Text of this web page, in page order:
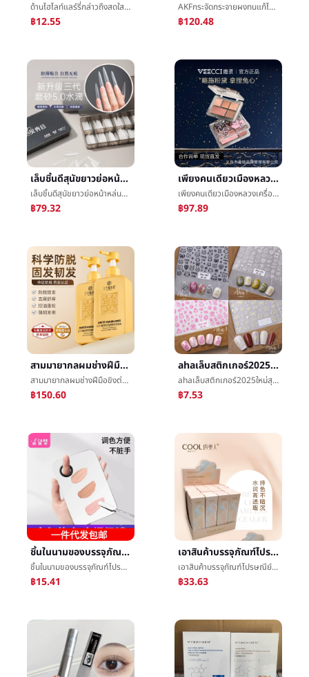
ด้านไฮไลท์แลร์รี่กล่าวถึงสดใสจมูกเงาé´เงาไฮไลท์é´เงาหน้าแดงหนึ่งแผ่นใบ้พื้นผิวแลร์รี่ไฮไลท์แผ่น
฿12.55
AKFกระจัดกระจายผงทนแก้ไขการแต่งหน้าผงการควบคุมน้ำมันกันน้ำต่อต้านเหงื่อไม่เวิกแต่งหน้าน้ำผึ้งผงé¥¼ใหญ่แท้รับประกันต่อต้านä¼ªสามารถ
฿120.48
เล็บชิ้นดีสุนัขยาวย่อหน้าหล่นการสร้างปลายชนิดบางหลีกเลี่ยงEngravedโรงสีไม่ทำเครื่องหมายทั้งสิ้นแปะครึ่งแปะเล็บร้านค้าทุ่มเท
เล็บชิ้นดีสุนัขยาวย่อหน้าหล่นการสร้างปลายชนิดบางหลีกเลี่ยงEngravedโรงสีไม่ทำเครื่องหมายทั้งสิ้นแปะครึ่งแปะเล็บร้านค้าทุ่มเท
฿79.32
เพียงคนเดียวเมืองหลวงเครื่องสำอางสำหรับทาหนังตาแผ่นผงIPชุดสีแดงกระต่ายร่วมกันย่อหน้ามีสีมีหลายสีเครื่องสำอางสำหรับทาหนังตาแผ่นแผ่นมีหลายç¨ไข่มุกเครื่องสำอางสำหรับทาหนังตา
เพียงคนเดียวเมืองหลวงเครื่องสำอางสำหรับทาหนังตาแผ่นผงIPชุดสีแดงกระต่ายร่วมกันย่อหน้ามีสีมีหลายสีเครื่องสำอางสำหรับทาหนังตาแผ่นแผ่นมีหลายç¨ไข่มุกเครื่องสำอางสำหรับทาหนังตา
฿97.89
สามมายากลผมช่างฝีมือขิงต่อต้านè±ผมของแข็งผมæ´ผมæ°´ชายและหญิงการควบคุมน้ำมันอาการคันæ´ผมé²แท้æ¹ผม
สามมายากลผมช่างฝีมือขิงต่อต้านè±ผมของแข็งผมæ´ผมæ°´ชายและหญิงการควบคุมน้ำมันอาการคันæ´ผมé²แท้æ¹ผม
฿150.60
ahaเล็บสติกเกอร์2025ใหม่สุทธิสีแดงถ่ายภาพต่อเนื่องย่อหน้าน่ารักการ์ตูนGraffitiเล็บมือแปะคันธนูเล็บอุปกรณ์
ahaเล็บสติกเกอร์2025ใหม่สุทธิสีแดงถ่ายภาพต่อเนื่องย่อหน้าน่ารักการ์ตูนGraffitiเล็บมือแปะคันธนูเล็บอุปกรณ์
฿7.53
ชิ้นในนามของบรรจุภัณฑ์ไปรษณีย์/จานสีA1P31-มูลนิธิเหลวจานสีแต่งหน้าจานสีแต่งหน้าครูใช้จ่าย
ชิ้นในนามของบรรจุภัณฑ์ไปรษณีย์/จานสีA1P31-มูลนิธิเหลวจานสีแต่งหน้าจานสีแต่งหน้าครูใช้จ่าย
฿15.41
เอาสินค้าบรรจุภัณฑ์ไปรษณีย์สวยความงามครีมQingrunกล่าวถึงสดใสปกแปะผิวปกLeisureติดปกข้อบกพร่องปากกา
เอาสินค้าบรรจุภัณฑ์ไปรษณีย์สวยความงามครีมQingrunกล่าวถึงสดใสปกแปะผิวปกLeisureติดปกข้อบกพร่องปากกา
฿33.63